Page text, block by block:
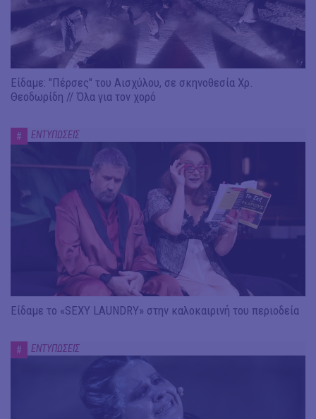
Είδαμε: "Πέρσες" του Αισχύλου, σε σκηνοθεσία Χρ.
Θεοδωρίδη // Όλα για τον χορό
# ΕΝΤΥΠΩΣΕΙΣ
Είδαμε το «SEXY LAUNDRY» στην καλοκαιρινή του περιοδεία
# ΕΝΤΥΠΩΣΕΙΣ